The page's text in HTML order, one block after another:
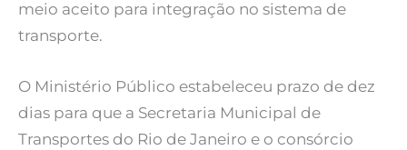
meio aceito para integração no sistema de
transporte.
O Ministério Público estabeleceu prazo de dez
dias para que a Secretaria Municipal de
Transportes do Rio de Janeiro e o consórcio